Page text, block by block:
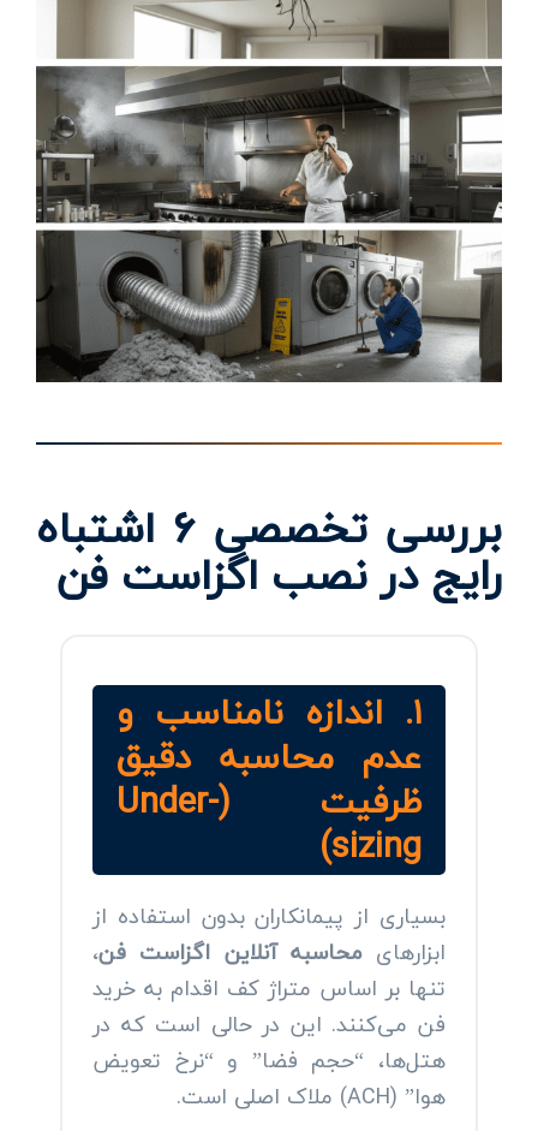
بررسی تخصصی ۶ اشتباه
رایج در نصب اگزاست فن
۱. اندازه نامناسب و
عدم محاسبه دقیق
ظرفیت (Under-
sizing)
بسیاری از پیمانکاران بدون استفاده از
ابزارهایمحاسبه آنلاین اگزاست فن،
تنها بر اساس متراژ کف اقدام به خرید
فن می‌کنند. این در حالی است که در
هتل‌ها، “حجم فضا” و “نرخ تعویض
هوا” (ACH) ملاک اصلی است.